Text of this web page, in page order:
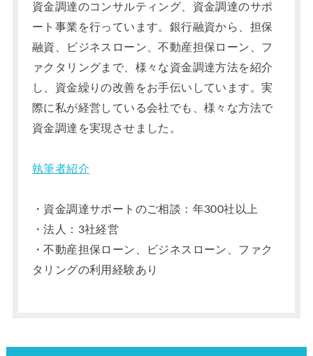
資金調達のコンサルティング、資金調達のサポ
ート事業を行っています。銀行融資から、担保
融資、ビジネスローン、不動産担保ローン、フ
ァクタリングまで、様々な資金調達方法を紹介
し、資金繰りの改善をお手伝いしています。実
際に私が経営している会社でも、様々な方法で
資金調達を実現させました。
執筆者紹介
・資金調達サポートのご相談：年300社以上
・法人：3社経営
・不動産担保ローン、ビジネスローン、ファク
タリングの利用経験あり